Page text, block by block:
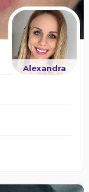
Alexandra